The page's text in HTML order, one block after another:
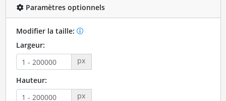
Paramètres optionnels
Modifier la taille:
Largeur:
px
Hauteur:
px